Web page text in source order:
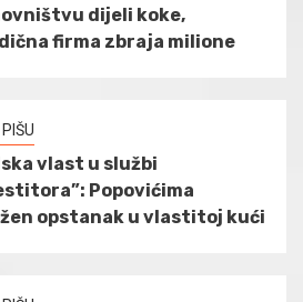
dijeli koke,
firma zbraja milione
vlast u službi
Popovićima
opstanak u vlastitoj kući